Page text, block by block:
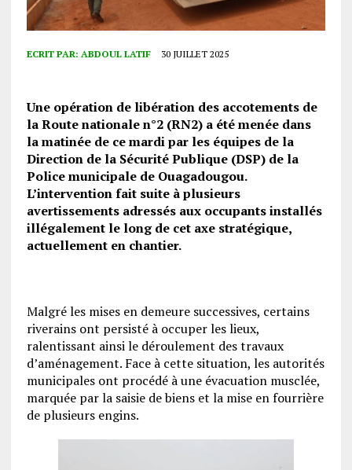
ECRIT PAR: ABDOUL LATIF 30 JUILLET 2025
Une opération de libération des accotements de
la Route nationale n°2 (RN2) a été menée dans
la matinée de ce mardi par les équipes de la
Direction de la Sécurité Publique (DSP) de la
Police municipale de Ouagadougou.
L’intervention fait suite à plusieurs
avertissements adressés aux occupants installés
illégalement le long de cet axe stratégique,
actuellement en chantier.
Malgré les mises en demeure successives, certains
riverains ont persisté à occuper les lieux,
ralentissant ainsi le déroulement des travaux
d’aménagement. Face à cette situation, les autorités
municipales ont procédé à une évacuation musclée,
marquée par la saisie de biens et la mise en fourrière
de plusieurs engins.